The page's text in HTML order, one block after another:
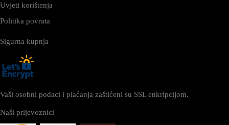
Uvjeti korištenja
Politika povrata
Sigurna kupnja
Vaši osobni podaci i plaćanja zaštićeni su SSL enkripcijom.
Naši prijevoznici